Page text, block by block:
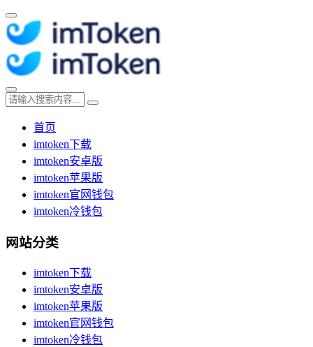
首页
imtoken下载
imtoken安卓版
imtoken苹果版
imtoken官网钱包
imtoken冷钱包
网站分类
imtoken下载
imtoken安卓版
imtoken苹果版
imtoken官网钱包
imtoken冷钱包